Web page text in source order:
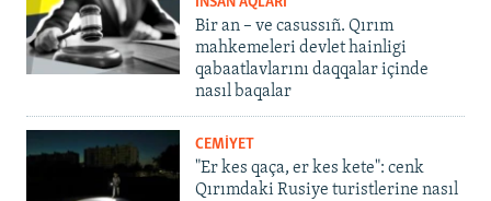
Bir an – ve casussıñ. Qırım
mahkemeleri devlet hainligi
qabaatlavlarını daqqalar içinde
nasıl baqalar
CEMİYET
"Er kes qaça, er kes kete": cenk
Qırımdaki Rusiye turistlerine nasıl